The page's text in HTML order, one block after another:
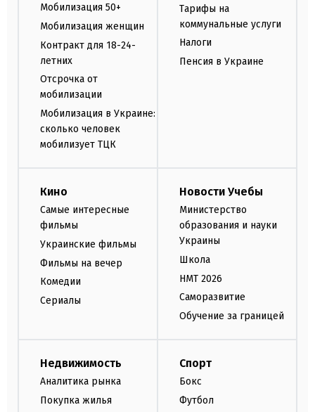
Мобилизация 50+
Мобилизация женщин
Контракт для 18-24-
летних
Отсрочка от
мобилизации
Мобилизация в Украине:
сколько человек
мобилизует ТЦК
Тарифы на
коммунальные услуги
Налоги
Пенсия в Украине
Кино
Самые интересные
фильмы
Украинские фильмы
Фильмы на вечер
Комедии
Сериалы
Новости Учебы
Министерство
образования и науки
Украины
Школа
НМТ 2026
Саморазвитие
Обучение за границей
Недвижимость
Аналитика рынка
Покупка жилья
Спорт
Бокс
Футбол